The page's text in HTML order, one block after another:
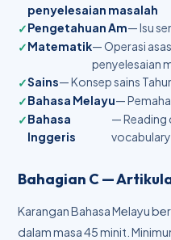
penyelesaian masalah
Pengetahuan Am— Isu
Matematik— Operasi
penyelesaian
Sains— Konsep sains
Bahasa Melayu—
Bahasa
Inggeris
— Reading
vocabulary
Bahagian C —
Karangan Bahasa Melayu
dalam masa 45 minit.